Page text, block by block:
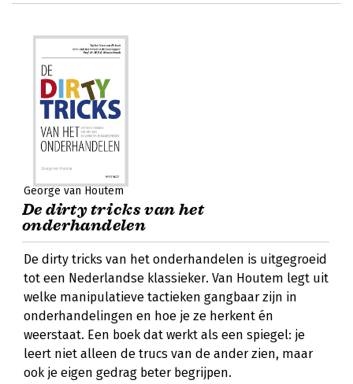
George van Houtem
De dirty tricks van het
onderhandelen
De dirty tricks van het onderhandelen is uitgegroeid
tot een Nederlandse klassieker. Van Houtem legt uit
welke manipulatieve tactieken gangbaar zijn in
onderhandelingen en hoe je ze herkent én
weerstaat. Een boek dat werkt als een spiegel: je
leert niet alleen de trucs van de ander zien, maar
ook je eigen gedrag beter begrijpen.